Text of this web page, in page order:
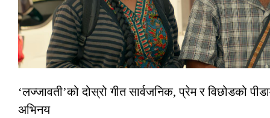
‘लज्जावती’को दोस्रो गीत सार्वजनिक, प्रेम र विछोडको
अभिनय